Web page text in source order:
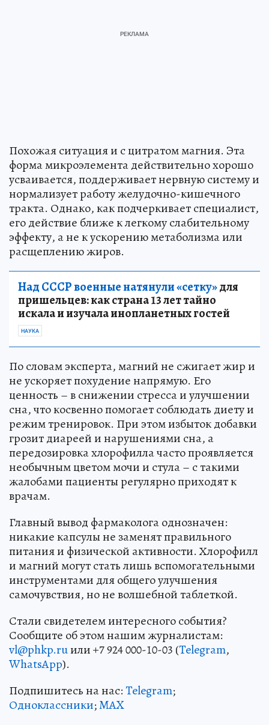
Похожая ситуация и с цитратом магния. Эта
форма микроэлемента действительно хорошо
усваивается, поддерживает нервную систему и
нормализует работу желудочно-кишечного
тракта. Однако, как подчеркивает специалист,
его действие ближе к легкому слабительному
эффекту, а не к ускорению метаболизма или
расщеплению жиров.
Над СССР военные натянули «сетку»для
пришельцев: как страна 13 лет тайно
искала и изучала инопланетных гостей
НАУКА
По словам эксперта, магний не сжигает жир и
не ускоряет похудение напрямую. Его
ценность – в снижении стресса и улучшении
сна, что косвенно помогает соблюдать диету и
режим тренировок. При этом избыток добавки
грозит диареей и нарушениями сна, а
передозировка хлорофилла часто проявляется
необычным цветом мочи и стула – с такими
жалобами пациенты регулярно приходят к
врачам.
Главный вывод фармаколога однозначен:
никакие капсулы не заменят правильного
питания и физической активности. Хлорофилл
и магний могут стать лишь вспомогательными
инструментами для общего улучшения
самочувствия, но не волшебной таблеткой.
Стали свидетелем интересного события?
Сообщите об этом нашим журналистам:
vl@phkp.ruили +7 924 000-10-03 (Telegram,
WhatsApp).
Подпишитесь на нас:Telegram;
Одноклассники;MAX